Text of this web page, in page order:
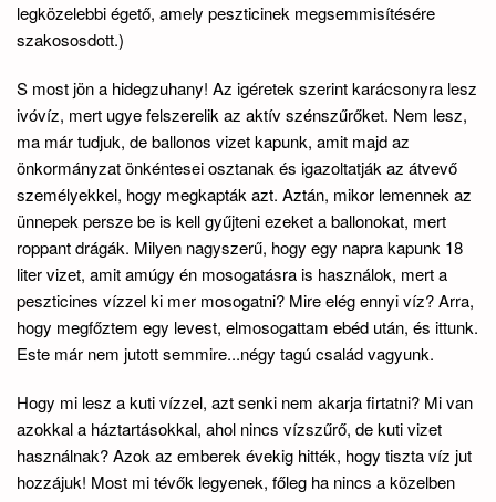
legközelebbi égető, amely peszticinek megsemmisítésére
szakososdott.)
S most jön a hidegzuhany! Az igéretek szerint karácsonyra lesz
ivóvíz, mert ugye felszerelik az aktív szénszűrőket. Nem lesz,
ma már tudjuk, de ballonos vizet kapunk, amit majd az
önkormányzat önkéntesei osztanak és igazoltatják az átvevő
személyekkel, hogy megkapták azt. Aztán, mikor lemennek az
ünnepek persze be is kell gyűjteni ezeket a ballonokat, mert
roppant drágák. Milyen nagyszerű, hogy egy napra kapunk 18
liter vizet, amit amúgy én mosogatásra is használok, mert a
peszticines vízzel ki mer mosogatni? Mire elég ennyi víz? Arra,
hogy megfőztem egy levest, elmosogattam ebéd után, és ittunk.
Este már nem jutott semmire...négy tagú család vagyunk.
Hogy mi lesz a kuti vízzel, azt senki nem akarja firtatni? Mi van
azokkal a háztartásokkal, ahol nincs vízszűrő, de kuti vizet
használnak? Azok az emberek évekig hitték, hogy tiszta víz jut
hozzájuk! Most mi tévők legyenek, főleg ha nincs a közelben